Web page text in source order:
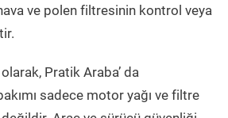
ve polen filtresinin kontrol veya
Pratik Araba’ da
sadece motor yağı ve filtre